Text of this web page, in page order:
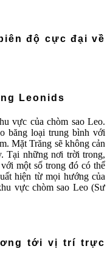
độ cực đại về
Leonids
vực của chòm sao Leo.
băng loại trung bình với
Mặt Trăng sẽ không cản
Tại những nơi trời trong,
một số trong đó có thể
hiện từ mọi hướng của
vực chòm sao Leo (Sư
tới vị trí trực